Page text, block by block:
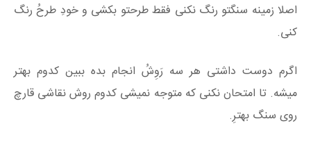
اصلا زمینه سنگتو رنگ نکنی فقط طرحتو بکشی و خودِ طرحُ رنگ
کنی.
اگرم دوست داشتی هر سه رَوِشُ انجام بده ببین کدوم بهتر
میشه. تا امتحان نکنی که متوجه نمیشی کدوم روش نقاشی قارچ
روی سنگ بهترِ.